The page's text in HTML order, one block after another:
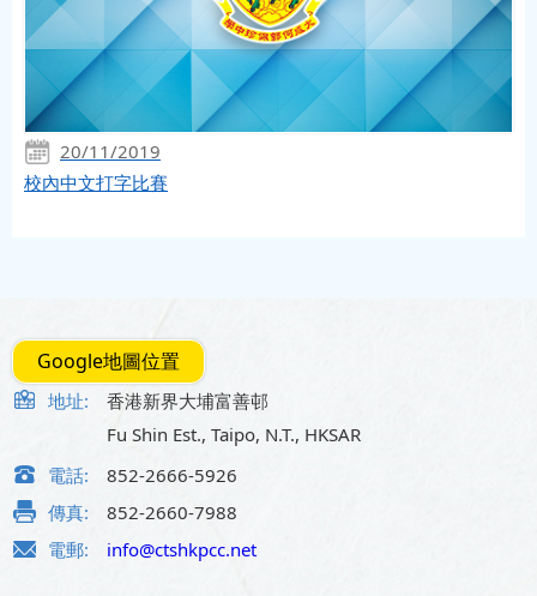
20/11/2019
校內中文打字比賽
Google地圖位置
地址:
香港新界大埔富善邨
Fu Shin Est., Taipo, N.T., HKSAR
電話:
852-2666-5926
傳真:
852-2660-7988
電郵:
info@ctshkpcc.net